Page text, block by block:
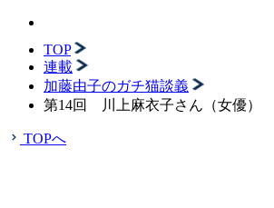
TOP
連載
加藤由子のガチ猫談義
第14回 川上麻衣子さん（女優）
TOPへ